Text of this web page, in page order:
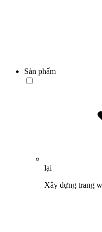
Sản phẩm
lại
Xây dựng trang